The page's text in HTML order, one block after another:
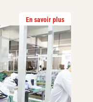
En savoir plus